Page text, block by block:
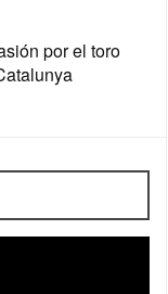
por el toro